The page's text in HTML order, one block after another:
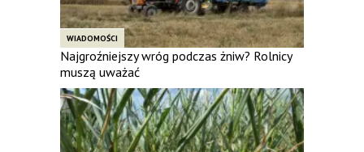
WIADOMOŚCI
Najgroźniejszy wróg podczas żniw? Rolnicy
muszą uważać